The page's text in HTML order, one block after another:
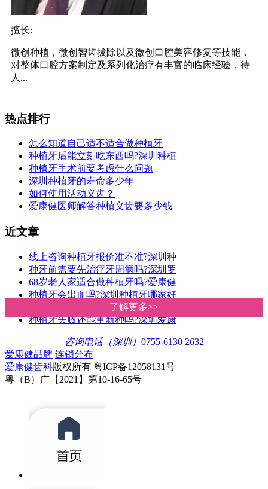
了解更多>>
了解更多>>
擅长:
微创种植，微创智齿拔除以及微创口腔美容修复等技能，
对整体口腔方案制定及系列化治疗有丰富的临床经验，待
人...
热点排行
怎么知道自己适不适合做种植牙
种植牙后能立刻吃东西吗?深圳种植
种植牙手术前要考虑什么问题
深圳种植牙的寿命多少年
如何使用活动义齿？
爱康健医师解答种植义齿要多少钱
近文章
线上咨询种植牙报价准不准?深圳种
种牙前需要先治疗牙周病吗?深圳罗
68岁老人家适合做种植牙吗?爱康健
种植牙会出血吗?深圳种植牙哪家好
深圳种植牙价格多少钱一颗?爱康健
种植牙失败还能重新种吗?深圳爱康
咨询电话（深圳） 0755-6130 2632
爱康健品牌 连锁分布
爱康健齿科版权所有 粤ICP备12058131号
粤（B）广【2021】第10-16-65号